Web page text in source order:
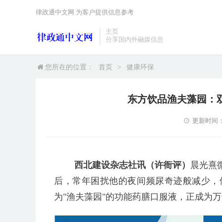
主页
分享国内外融媒信息
律政通中文网 为客户提供信息参考
您所在的位置： 首页 > 健康环保
东方饮品渔夫藻园：
更新时间
西北建设杂志社讯（许衙评） 晨光熹
后，常年困扰他的夜间频尿奇迹般减少
为"渔夫藻园"的功能药膳口服液，正成为